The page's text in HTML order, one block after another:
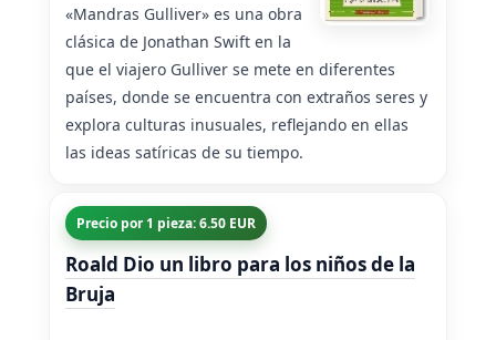
«Mandras Gulliver» es una obra
clásica de Jonathan Swift en la
que el viajero Gulliver se mete en diferentes
países, donde se encuentra con extraños seres y
explora culturas inusuales, reflejando en ellas
las ideas satíricas de su tiempo.
Precio por 1 pieza: 6.50 EUR
Roald Dio un libro para los niños de la
Bruja